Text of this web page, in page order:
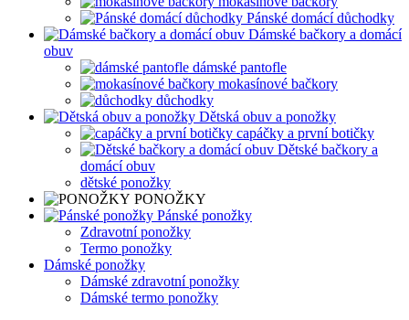
Pánské domácí důchodky
Dámské bačkory a domácí
obuv
dámské pantofle
mokasínové bačkory
důchodky
Dětská obuv a ponožky
capáčky a první botičky
Dětské bačkory a
domácí obuv
dětské ponožky
PONOŽKY
Pánské ponožky
Zdravotní ponožky
Termo ponožky
Dámské ponožky
Dámské zdravotní ponožky
Dámské termo ponožky